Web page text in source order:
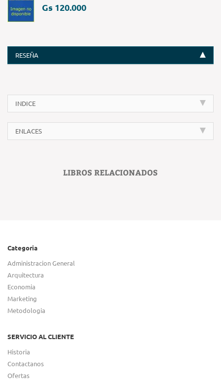
Gs 120.000
RESEÑA
INDICE
ENLACES
LIBROS RELACIONADOS
Categoria
Administracion General
Arquitectura
Economia
Marketing
Metodologia
SERVICIO AL CLIENTE
Historia
Contactanos
Ofertas